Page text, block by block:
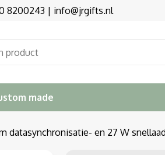
8200243 | info@jrgifts.nl
made
datasynchronisatie- en 27 W